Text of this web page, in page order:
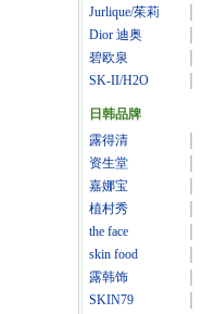
Jurlique/茱莉
Dior 迪奥
碧欧泉
SK-II/H2O
日韩品牌
露得清
资生堂
嘉娜宝
植村秀
the face
skin food
露韩饰
SKIN79